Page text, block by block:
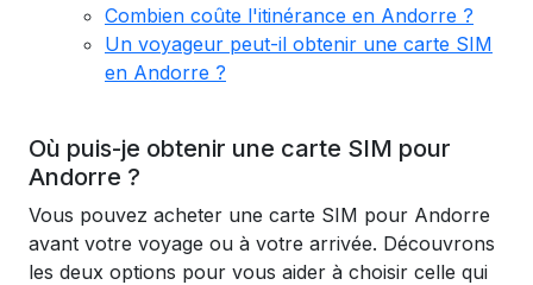
Combien coûte l'itinérance en Andorre ?
Un voyageur peut-il obtenir une carte SIM
en Andorre ?
Où puis-je obtenir une carte SIM pour
Andorre ?
Vous pouvez acheter une carte SIM pour Andorre
avant votre voyage ou à votre arrivée. Découvrons
les deux options pour vous aider à choisir celle qui